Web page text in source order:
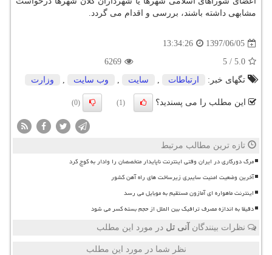
مشابهی داشته باشند، بررسی و اقدام می گردد.
1397/06/05
13:34:26
5.0
/
5
6269
تگهای خبر:
ارتباطات , سایت , وب سایت , وزارت
این مطلب را می پسندید؟ (1)
(0)
تازه ترین مطالب مرتبط
مرگ دورکاری در ایران وقتی اینترنت ناپایدار متخصصان را وادار به کوچ کرد
آخرین وضعیت امنیت سایبری زیرساخت های راه آهن کشور
اینترنت ماهواره ای آمازون مستقیم به موبایل می رسد
دقیقا به اندازه مصرف ترافیک بین الملل از حجم بسته کسر می شود
نظرات بینندگان آنی تل در مورد این مطلب
نظر شما در مورد این مطلب